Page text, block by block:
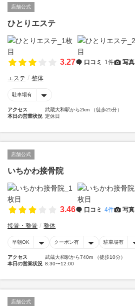
店舗公式
ひとりエステ
3.27 口コミ 1件 写真
エステ 整体
駐車場有
アクセス
武蔵大和駅から2km （徒歩25分）
本日の営業状況 定休日
店舗公式
いちかわ接骨院
3.46 口コミ 4件 写真
接骨・整骨 整体
早朝OK クーポン有 駐車場有
アクセス
武蔵大和駅から740m （徒歩10分）
本日の営業状況 8:30〜12:00
店舗公式